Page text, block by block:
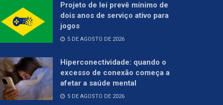
Projeto de lei prevê mínimo de
dois anos de serviço ativo para
jogos
5 DE AGOSTO DE 2026
Hiperconectividade: quando o
excesso de conexão começa a
afetar a saúde mental
5 DE AGOSTO DE 2026